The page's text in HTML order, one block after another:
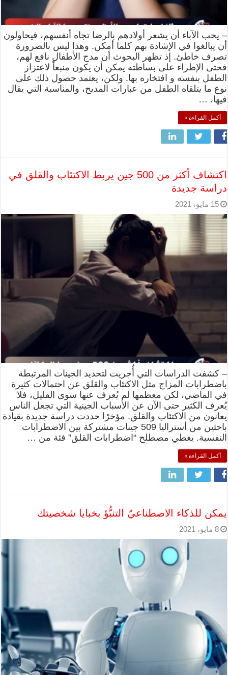
– يحب الآباء أن يشعر أولادهم بالرضا تجاه أنفسهم، فيحاولون
أن يبالغوا في الإشادة بهم كلما أمكن. وهذا ليس بالضرورة
تصرف خاطئ. إذ تظهر البحوث أن مدح الأطفال نافع لهم،
فحتى الإطراء على بساطته يمكن أن يكون منبعاً لاعتزاز
الطفل بنفسه و افتخاره بها. ولكن، يعتمد حصول ذلك على
نوع ما يتلقاه الطفل من عبارات المديح، والمناسبة التي يقال
فيها، …
أكمل القراءة »
اكتشاف أكثر من 500 جين يربط الاكتئاب والقلق في
دراسة جديدة
15 مايو، 2021
– كشفت الدراسات التي أُجريت لتحديد الجينات المرتبطة
باضطرابات المزاج مثل الاكتئاب والقلق عن احتمالات كثيرة
في الماضي، لكن معظمها لم يُعرف عنها سوى القليل، فلا
يُعرف الكثير حتى الآن عن الأسباب الجينية التي تجعل الناس
يعانون من الاكتئاب والقلق. مؤخرًا حددت دراسة جديدة بقيادة
باحثين من أستراليا 509 جينات مشتركة بين الاضطرابات
النفسية. يغطي مصطلح “اضطرابات القلق” فئة من …
أكمل القراءة »
يمكن للذكاء الاصطناعيّ التنبُّؤ بخبايا شخصيتك
8 مايو، 2021